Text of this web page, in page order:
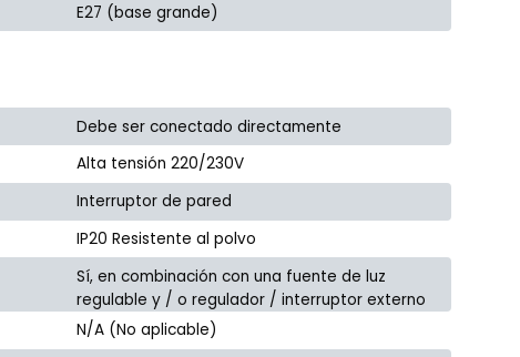
E27 (base grande)
Debe ser conectado directamente
Alta tensión 220/230V
Interruptor de pared
IP20 Resistente al polvo
Sí, en combinación con una fuente de luz
regulable y / o regulador / interruptor externo
N/A (No aplicable)